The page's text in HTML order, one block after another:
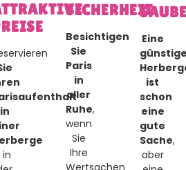
in
in
SICHERHEIT
Besichtigen
Sie
Paris
in
aller
Ruhe,
wenn
Sie
Ihre
Wertsachen
Eine
ist
schon
eine
gute
Sache
aber
eine